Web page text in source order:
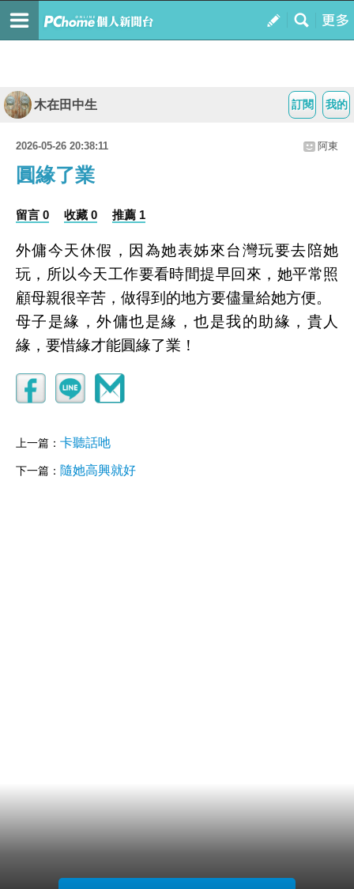
我的
訂閱
木在田中生
2026-05-26 20:38:11 阿東
圓緣了業
留言 0 收藏 0 推薦 1
外傭今天休假，因為她表姊來台灣玩要去陪她
玩，所以今天工作要看時間提早回來，她平常照
顧母親很辛苦，做得到的地方要儘量給她方便。
母子是緣，外傭也是緣，也是我的助緣，貴人
緣，要惜緣才能圓緣了業！
上一篇： 卡聽話吔
下一篇： 隨她高興就好